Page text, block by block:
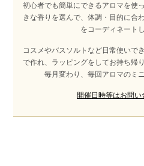
初心者でも簡単にできるアロマを使
きな香りを選んで、体調・目的に合
をコーディネート
コスメやバスソルトなど日常使いで
で作れ、ラッピングをしてお持ち帰
毎月変わり、毎回アロマのミ
開催日時等はお問